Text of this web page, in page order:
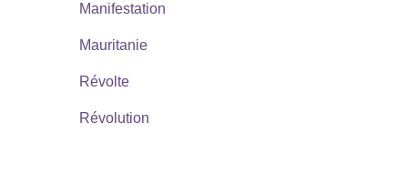
Manifestation
Mauritanie
Révolte
Révolution